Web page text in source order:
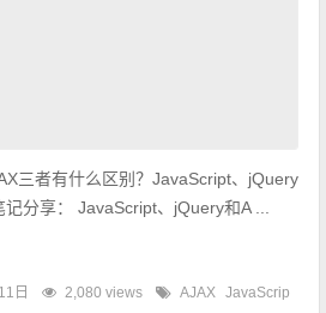
三者有什么区别？JavaScript、jQuery
分享： JavaScript、jQuery和A ...
日 2,080 views AJAX JavaScrip